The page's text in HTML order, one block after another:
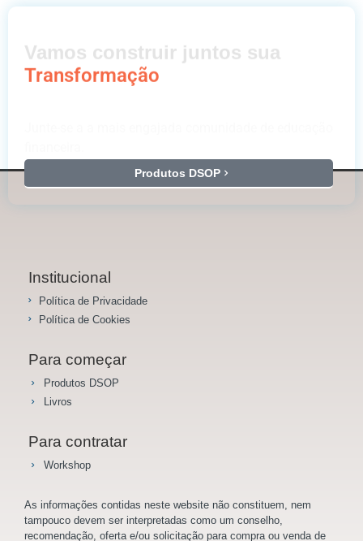
Vamos construir juntos sua
Transformação
Produtos DSOP
Institucional
Política de Privacidade
Política de Cookies
Para começar
Produtos DSOP
Livros
Para contratar
Workshop
As informações contidas neste website não constituem, nem
tampouco devem ser interpretadas como um conselho,
recomendação, oferta e/ou solicitação para compra ou venda de